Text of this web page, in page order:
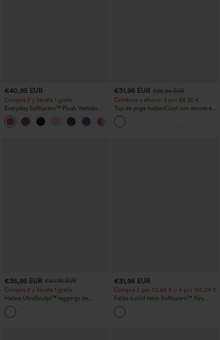
€40,95 EUR
Compra 2 y llévate 1 gratis
Everyday Softlyzero™ Plush Vestido
deportivo sin espalda 2 en 1
acampanado -Wannabe -Easy Peezy
€31,95 EUR €35,95 EUR
Combina y ahorra: 3 por 88,30 €
Top de yoga InstantCool con escote en
U y bajo curvado - UPF50+
€35,95 EUR €40,95 EUR
Compra 2 y llévate 1 gratis
Halara UltraSculpt™ leggings de
entrenamiento moldeadores de talle alto
con fruncido trasero que realza los
glúteos, control de abdomen y bolsillos
€31,95 EUR
Compra 2 por 52,62 € o 4 por 105,24 €.
Falda-Lucid tenis Softlyzero™ Airy
cruzado tacto fresco bolsillo lateral 2 en
1 -UPF50+